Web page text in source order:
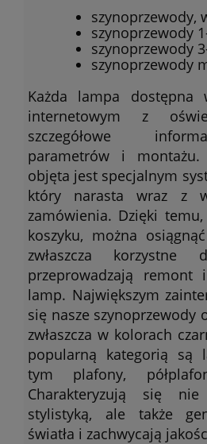
szynoprzewody,
szynoprzewody
szynoprzewody
szynoprzewody
Każda lampa dostępna
internetowym z
szczegółowe
parametrów i montażu.
objęta jest specjalnym
który narasta wraz z
zamówienia. Dzięki
koszyku, można
zwłaszcza
przeprowadzają
lamp. Największym
się nasze szynoprzewody
zwłaszcza w kolorach
popularną kategorią są
tym plafony,
Charakteryzują się
stylistyką, ale także
światła i zachwycają